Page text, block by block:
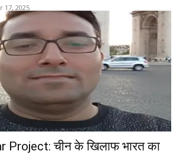
17, 2025
Project: चीन के खिलाफ भारत का